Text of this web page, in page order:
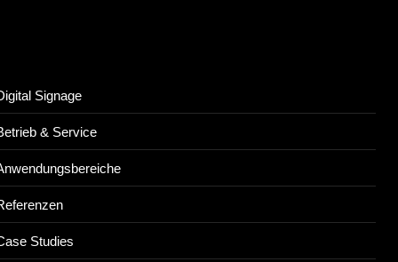
Signage
& Service
Studies